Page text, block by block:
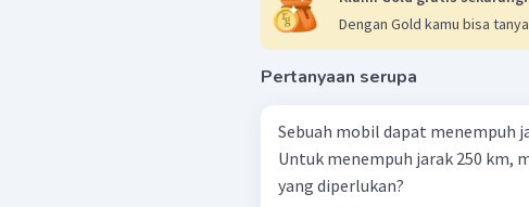
Dengan Gold kamu bisa
Pertanyaan serupa
Sebuah mobil dapat menempuh
Untuk menempuh jarak 250 km,
yang diperlukan?